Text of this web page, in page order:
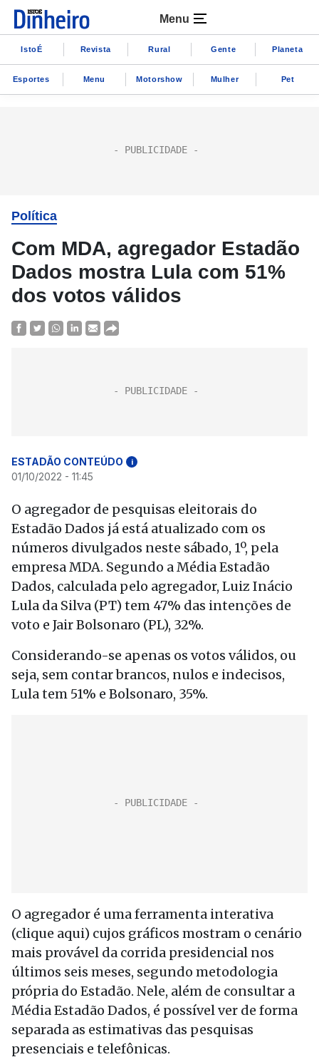
Menu
IstoÉ Revista Rural Gente Planeta
Esportes Menu Motorshow Mulher Pet
Política
Com MDA, agregador Estadão
Dados mostra Lula com 51%
dos votos válidos
ESTADÃO CONTEÚDO i
01/10/2022 - 11:45
O agregador de pesquisas eleitorais do
Estadão Dados já está atualizado com os
números divulgados neste sábado, 1º, pela
empresa MDA. Segundo a Média Estadão
Dados, calculada pelo agregador, Luiz Inácio
Lula da Silva (PT) tem 47% das intenções de
voto e Jair Bolsonaro (PL), 32%.
Considerando-se apenas os votos válidos, ou
seja, sem contar brancos, nulos e indecisos,
Lula tem 51% e Bolsonaro, 35%.
O agregador é uma ferramenta interativa
(clique aqui) cujos gráficos mostram o cenário
mais provável da corrida presidencial nos
últimos seis meses, segundo metodologia
própria do Estadão. Nele, além de consultar a
Média Estadão Dados, é possível ver de forma
separada as estimativas das pesquisas
presenciais e telefônicas.